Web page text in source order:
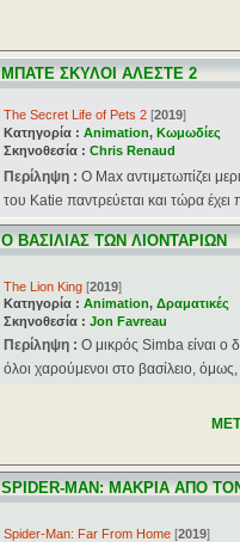
ΜΠΑΤΕ ΣΚΥΛΟΙ ΑΛΕΣΤΕ 2
The Secret Life of Pets 2 [2019]
Κατηγορία : Animation, Κωμωδίες
Σκηνοθεσία : Chris Renaud
Περίληψη : Ο Max αντιμετωπίζει
του Katie παντρεύεται και τώρα έχει
Ο ΒΑΣΙΛΙΑΣ ΤΩΝ ΛΙΟΝΤΑΡΙΩΝ
The Lion King [2019]
Κατηγορία : Animation, Δραματικές
Σκηνοθεσία : Jon Favreau
Περίληψη : Ο μικρός Simba είναι ο
όλοι χαρούμενοι στο βασίλειο,
SPIDER-MAN: ΜΑΚΡΙΑ ΑΠΟ
Spider-Man: Far From Home [2019]